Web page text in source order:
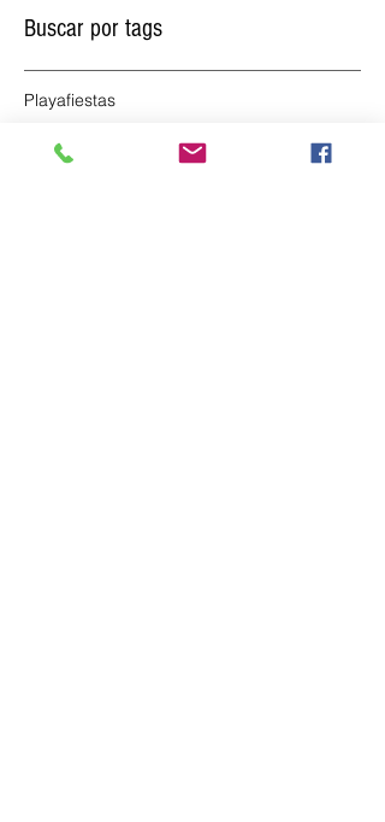
Buscar por tags
Playafiestas
Síguenos